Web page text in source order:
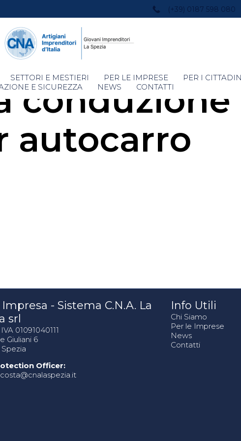
(+39) 0187 598 080
Skip
to
SETTORI E MESTIERI PER LE IMPRESE
PER I
E SICUREZZA
NEWS CONTATTI
conduzione
autocarro
Impresa - Sistema C.N.A. La
srl
01091040111
Giuliani 6
Spezia
Officer:
Info Utili
Chi Siamo
Per le Imprese
News
Contatti